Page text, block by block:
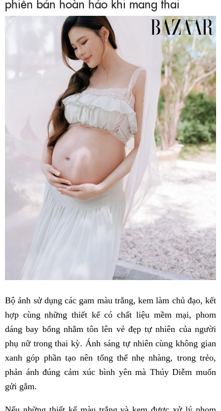
phiên bản hoàn hảo khi mang thai
Bộ ảnh sử dụng các gam màu trắng, kem làm chủ đạo, kết
hợp cùng những thiết kế có chất liệu mềm mại, phom
dáng bay bổng nhằm tôn lên vẻ đẹp tự nhiên của người
phụ nữ trong thai kỳ. Ánh sáng tự nhiên cùng không gian
xanh góp phần tạo nên tổng thể nhẹ nhàng, trong trẻo,
phản ánh đúng cảm xúc bình yên mà Thúy Diễm muốn
gửi gắm.